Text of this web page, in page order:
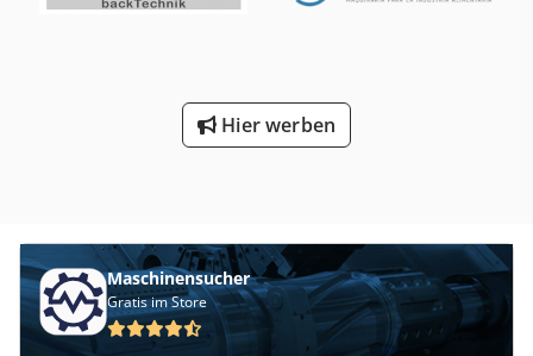
Hier werben
Maschinensucher
Gratis im Store